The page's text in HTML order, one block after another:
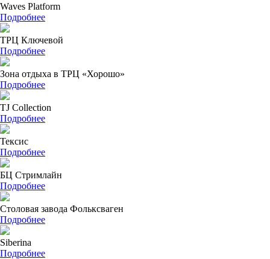
Waves Platform
Подробнее
ТРЦ Ключевой
Подробнее
Зона отдыха в ТРЦ «Хорошо»
Подробнее
TJ Collection
Подробнее
Тексис
Подробнее
БЦ Стримлайн
Подробнее
Столовая завода Фольксваген
Подробнее
Siberina
Подробнее